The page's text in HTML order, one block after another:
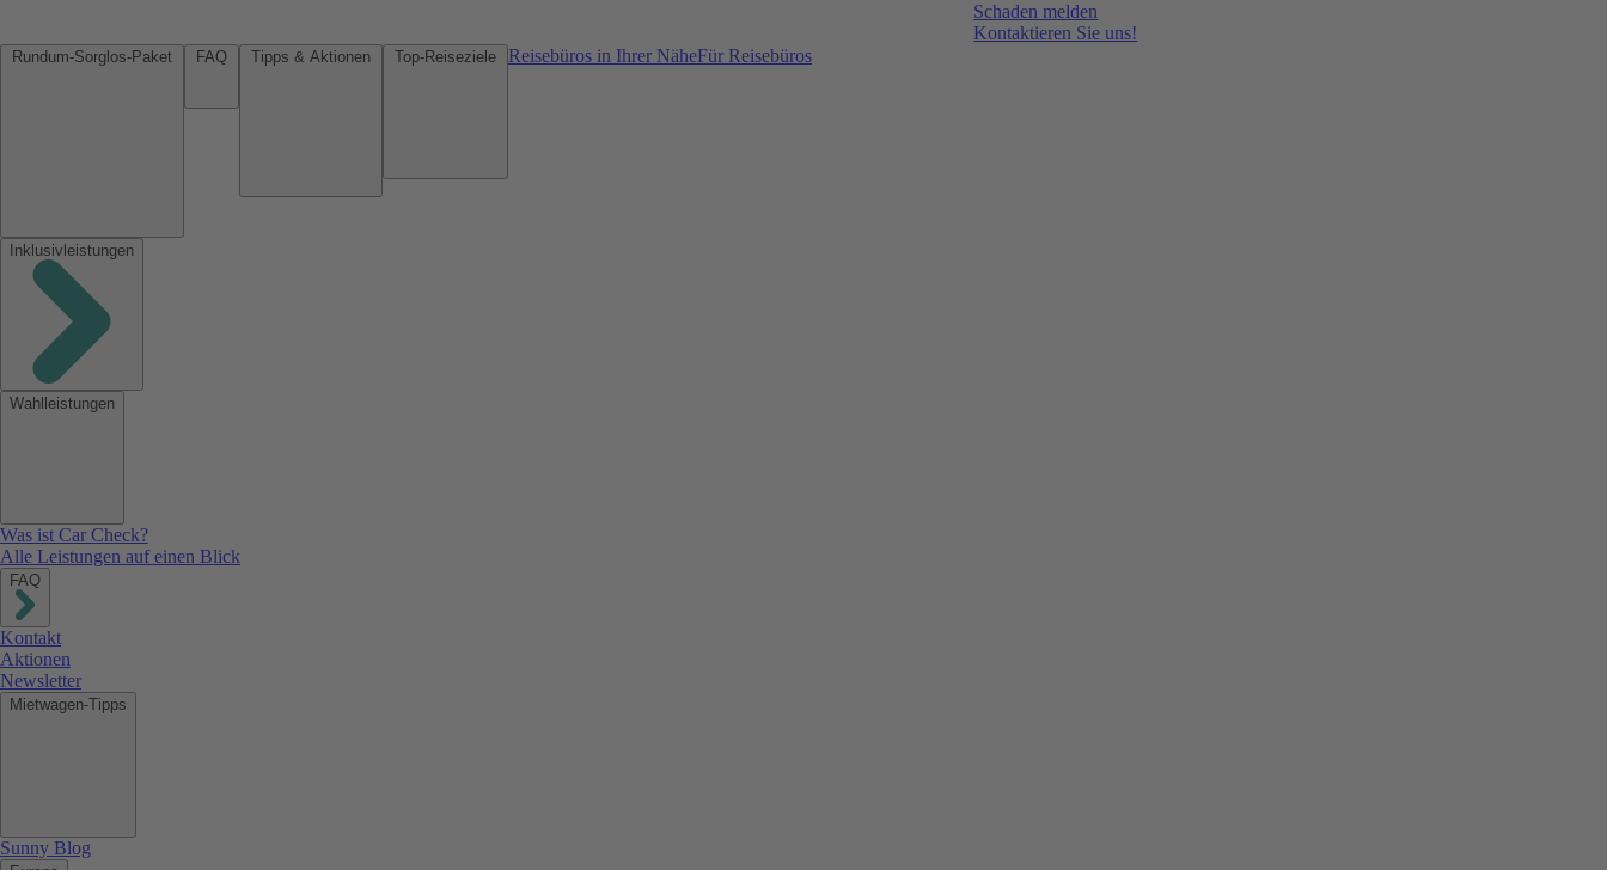
Schaden melden
Kontaktieren Sie uns!
Reisebüros in Ihrer NäheFür Reisebüros
Inklusivleistungen
Wahlleistungen
Was ist Car Check?
Alle Leistungen auf einen Blick
FAQ
Kontakt
Aktionen
Newsletter
Mietwagen-Tipps
Sunny Blog